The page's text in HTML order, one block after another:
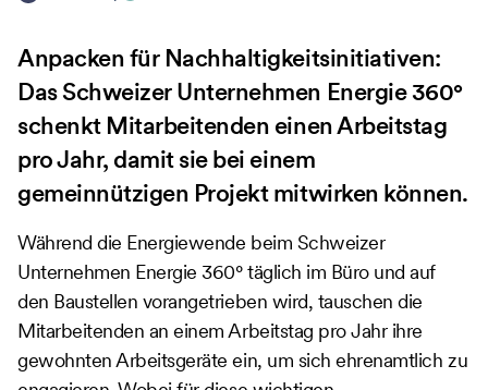
Anpacken für Nachhaltigkeitsinitiativen:
Das Schweizer Unternehmen Energie 360°
schenkt Mitarbeitenden einen Arbeitstag
pro Jahr, damit sie bei einem
gemeinnützigen Projekt mitwirken können.
Während die Energiewende beim Schweizer
Unternehmen Energie 360° täglich im Büro und auf
den Baustellen vorangetrieben wird, tauschen die
Mitarbeitenden an einem Arbeitstag pro Jahr ihre
gewohnten Arbeitsgeräte ein, um sich ehrenamtlich zu